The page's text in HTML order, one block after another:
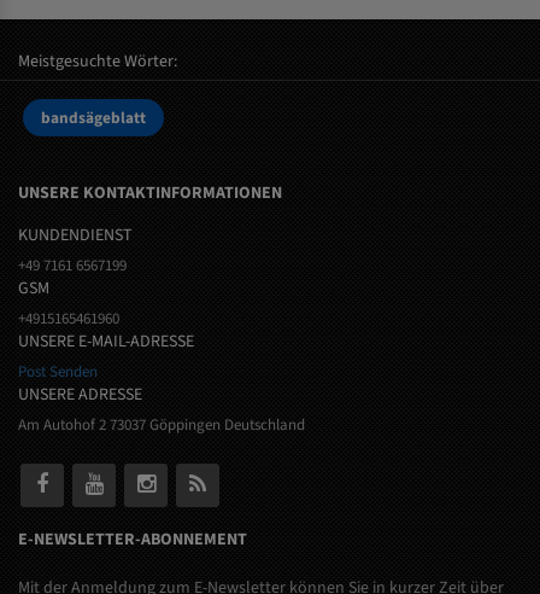
Meistgesuchte Wörter:
bandsägeblatt
UNSERE KONTAKTINFORMATIONEN
KUNDENDIENST
+49 7161 6567199
GSM
+4915165461960
UNSERE E-MAIL-ADRESSE
Post Senden
UNSERE ADRESSE
Am Autohof 2 73037 Göppingen Deutschland
E-NEWSLETTER-ABONNEMENT
Mit der Anmeldung zum E-Newsletter können Sie in kurzer Zeit über